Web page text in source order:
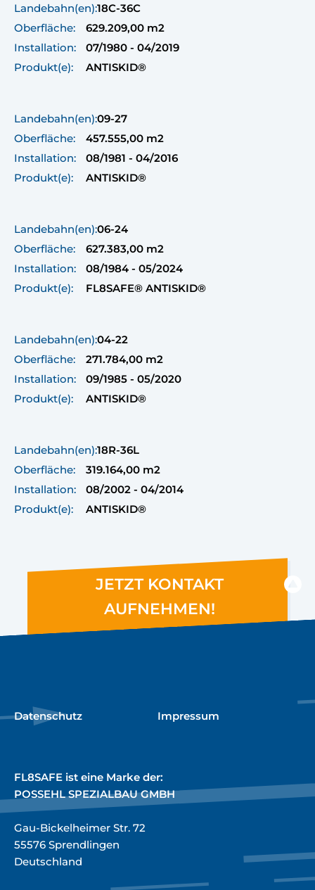
Landebahn(en):18C-36C
Oberfläche:
629.209,00 m2
Installation:
07/1980 - 04/2019
Produkt(e):
ANTISKID®
Landebahn(en):09-27
Oberfläche:
457.555,00 m2
Installation:
08/1981 - 04/2016
Produkt(e):
ANTISKID®
Landebahn(en):06-24
Oberfläche:
627.383,00 m2
Installation:
08/1984 - 05/2024
Produkt(e):
FL8SAFE® ANTISKID®
Landebahn(en):04-22
Oberfläche:
271.784,00 m2
Installation:
09/1985 - 05/2020
Produkt(e):
ANTISKID®
Landebahn(en):18R-36L
Oberfläche:
319.164,00 m2
Installation:
08/2002 - 04/2014
Produkt(e):
ANTISKID®
JETZT KONTAKT
AUFNEHMEN!
Datenschutz Impressum
FL8SAFE ist eine Marke der:
POSSEHL SPEZIALBAU GMBH
Gau-Bickelheimer Str. 72
55576 Sprendlingen
Deutschland